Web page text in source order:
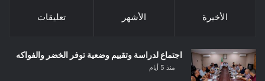
الأخيرة الأشهر تعليقات
اجتماع لدراسة وتقييم وضعية توفر الخضر والفواكه
منذ 5 أيام